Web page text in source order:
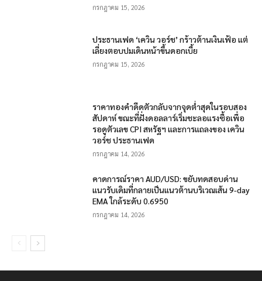
กรกฎาคม 15, 2026
ประธานเฟด ‘เควิน วอร์ช’ กร้าวต้านเงินเฟ้อ แต่
เลี่ยงตอบปมเดินหน้าขึ้นดอกเบี้ย
กรกฎาคม 15, 2026
ราคาทองคำดีดตัวกลับจากจุดต่ำสุดในรอบสอง
สัปดาห์ ขณะที่ฝั่งดอลลาร์เริ่มชะลอแรงซื้อเพื่อ
รอดูตัวเลข CPI สหรัฐฯ และการแถลงของ เควิน
วอร์ช ประธานเฟด
กรกฎาคม 14, 2026
คาดการณ์ราคา AUD/USD: ขยับทดสอบด่าน
แนวรับเดิมที่กลายเป็นแนวต้านบริเวณเส้น 9-day
EMA ใกล้ระดับ 0.6950
กรกฎาคม 14, 2026